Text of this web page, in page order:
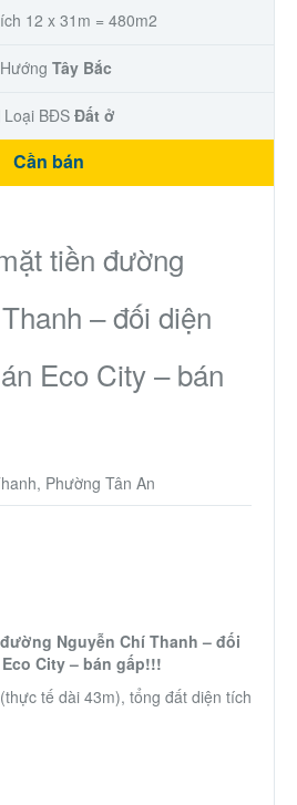
12 x 31m = 480m2
Tây Bắc
Loại BĐS Đất ở
Cần bán
tiền đường
– đối diện
Eco City – bán
Phường Tân An
Nguyễn Chí Thanh – đối
City – bán gấp!!!
tế dài 43m), tổng đất diện tích